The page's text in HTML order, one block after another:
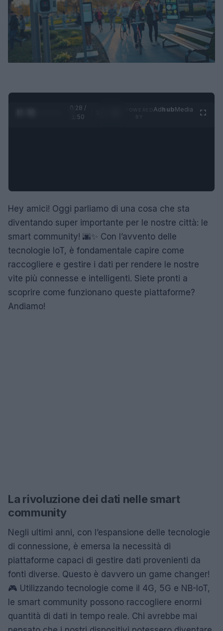
0:29 /
1:50
AdhubMedia
Hey amici! Oggi parliamo di una cosa che sta
diventando super importante per le nostre città: le
smart community! 🌆✨ Con l’avvento delle
tecnologie IoT, è fondamentale capire come
raccogliere e gestire i dati per rendere le nostre
vite più connesse e intelligenti. Siete pronti a
scoprire come funzionano queste piattaforme?
Andiamo!
La rivoluzione dei dati nelle smart
community
Negli ultimi anni, con l’espansione delle tecnologie
di connessione, è emersa la necessità di
piattaforme capaci di gestire dati provenienti da
fonti diverse. Questo è davvero un game changer!
🎮 Utilizzando tecnologie come il 4G, 5G e NB-IoT,
le smart community possono raccogliere enormi
quantità di dati in tempo reale. Chi avrebbe mai